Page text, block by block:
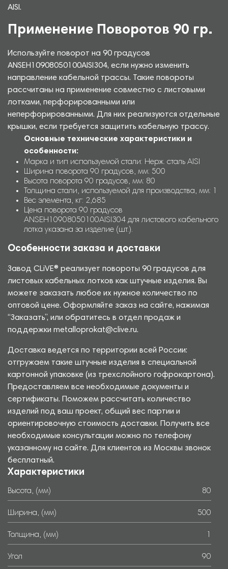
AISI.
Применение Поворотов 90 гр.
Используйте поворот на 90 градусов
ANSEH10908050100AISI304, если нужно изменить
направление кабельной трассы. Такие повороты
рассчитаны на применение совместно с листовыми
лотками, перфорированными или
неперфорированными. Для них реализуются отдельные
крышки, если требуется защитить кабельную трассу.
Основные технические характеристики и
особенности:
Марка и тип используемой стали: Нерж. сталь AISI
Ширина поворота 90 градусов, мм: 500
Высота поворота 90 градусов, мм: 80
Толщина стали, используемой для производства, мм: 1
Вес элемента, кг: 2,685
Цена поворота 90 градусов
ANSEH10908050100AISI304 для листового кабельного
лотка указана за изделие (шт.).
Особенности заказа и доставки
Завод CLiVE® реализует повороты 90 градусов для
листовых кабельных лотков как штучные изделия. Вы
можете заказать любое их нужное количество по
оптовой цене. Оформляйте заказ на сайте, нажимая
“Заказать”, или обратитесь в отдел продаж и
поддержки metalloprokat@clive.ru.
Доставка ведется по территории всей России:
отгружаем такие штучные изделия в специальной
картонной упаковке (из трехслойного гофрокартона).
Предоставляем все необходимые документы и
сертификаты. Поможем рассчитать количество
изделий под ваш проект, общий вес партии и
ориентировочную стоимость доставки. Получить все
необходимые консультации можно по телефону
указанному на сайте. Для клиентов из Москвы звонок
бесплатный.
Характеристики
Высота, (мм) 80
Ширина, (мм) 500
Толщина, (мм) 1
Угол 90